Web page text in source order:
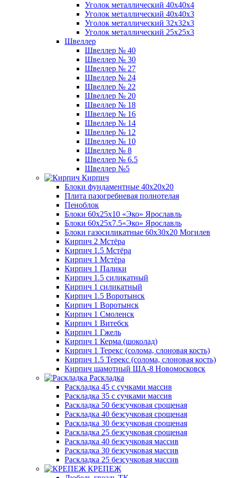
Уголок металлический 40х40х4
Уголок металлический 40х40х3
Уголок металлический 32х32х3
Уголок металлический 25х25х3
Швеллер
Швеллер № 40
Швеллер № 30
Швеллер № 27
Швеллер № 24
Швеллер № 22
Швеллер № 20
Швеллер № 18
Швеллер № 16
Швеллер № 14
Швеллер № 12
Швеллер № 10
Швеллер № 8
Швеллер № 6.5
Швеллер №5
Кирпич
Блоки фундаментные 40х20х20
Плита пазогребневая полнотелая
Пеноблок
Блоки 60х25х10 «Эко» Ярославль
Блоки 60х25х7.5«Эко» Ярославль
Блоки газосиликатные 60х30х20 Могилев
Кирпич 2 Мстёра
Кирпич 1.5 Мстёра
Кирпич 1 Мстёра
Кирпич 1 Палики
Кирпич 1.5 силикатный
Кирпич 1 силикатный
Кирпич 1.5 Воротынск
Кирпич 1 Воротынск
Кирпич 1 Смоленск
Кирпич 1 Витебск
Кирпич 1 Гжель
Кирпич 1 Керма (шоколад)
Кирпич 1 Терекс (солома, слоновая кость)
Кирпич 1.5 Терекс (солома, слоновая кость)
Кирпич шамотный ША-8 Новомосковск
Раскладка
Раскладка 45 с сучками массив
Раскладка 35 с сучками массив
Раскладка 50 безсучковая срощеная
Раскладка 40 безсучковая срощеная
Раскладка 30 безсучковая срощеная
Раскладка 25 безсучковая срощеная
Раскладка 40 безсучковая массив
Раскладка 30 безсучковая массив
Раскладка 25 безсучковая массив
КРЕПЕЖ